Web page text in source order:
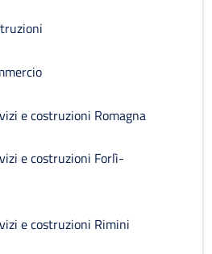
e costruzioni Romagna
e costruzioni Forlì-
e costruzioni Rimini